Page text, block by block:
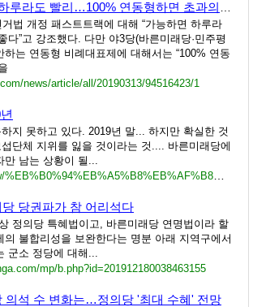
법 개정 패스트트랙에 대해 “가능하면 하루라
다”고 강조했다. 다만 야3당(바른미래당·민주평
하는 연동형 비례대표제에 대해서는 “100% 연동
news/article/all/20190313/94516423/1
지 못하고 있다. 2019년 말... 하지만 확실한 것
단체 지위를 잃을 것이라는 것.... 바른미래당에
만 남는 상황이 될...
당권파가 참 어리석다
정의당 특혜법이고, 바른미래당 연명법이라 할
의 불합리성을 보완한다는 명분 아래 지역구에서
군소 정당에 대해...
mp/b.php?id=201912180038463155
의석 수 변화는…정의당 '최대 수혜' 전망